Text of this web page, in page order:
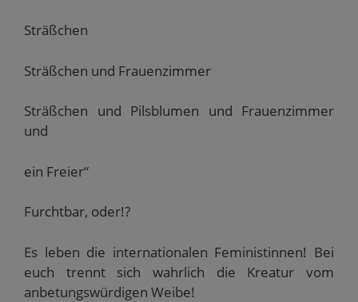
Sträßchen
Sträßchen und Frauenzimmer
Sträßchen und Pilsblumen und Frauenzimmer
und
ein Freier“
Furchtbar, oder!?
Es leben die internationalen Feministinnen! Bei
euch trennt sich wahrlich die Kreatur vom
anbetungswürdigen Weibe!